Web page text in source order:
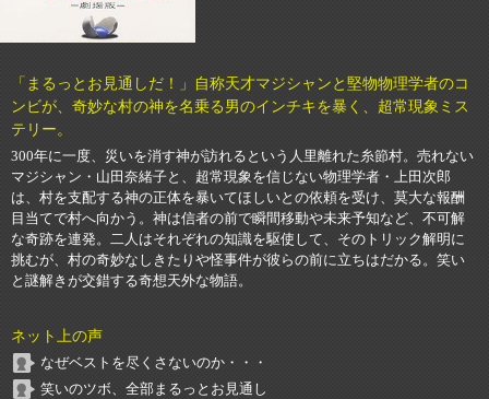
「まるっとお見通しだ！」自称天才マジシャンと堅物物理学者のコ
ンビが、奇妙な村の神を名乗る男のインチキを暴く、超常現象ミス
テリー。
300年に一度、災いを消す神が訪れるという人里離れた糸節村。売れない
マジシャン・山田奈緒子と、超常現象を信じない物理学者・上田次郎
は、村を支配する神の正体を暴いてほしいとの依頼を受け、莫大な報酬
目当てで村へ向かう。神は信者の前で瞬間移動や未来予知など、不可解
な奇跡を連発。二人はそれぞれの知識を駆使して、そのトリック解明に
挑むが、村の奇妙なしきたりや怪事件が彼らの前に立ちはだかる。笑い
と謎解きが交錯する奇想天外な物語。
ネット上の声
なぜベストを尽くさないのか・・・
笑いのツボ、全部まるっとお見通し